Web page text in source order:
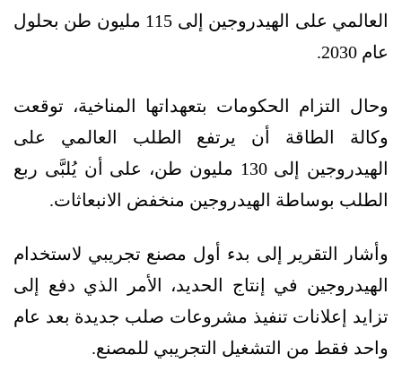
العالمي على الهيدروجين إلى 115 مليون طن بحلول
عام 2030.
وحال التزام الحكومات بتعهداتها المناخية، توقعت
وكالة الطاقة أن يرتفع الطلب العالمي على
الهيدروجين إلى 130 مليون طن، على أن يُلبَّى ربع
الطلب بوساطة الهيدروجين منخفض الانبعاثات.
وأشار التقرير إلى بدء أول مصنع تجريبي لاستخدام
الهيدروجين في إنتاج الحديد، الأمر الذي دفع إلى
تزايد إعلانات تنفيذ مشروعات صلب جديدة بعد عام
واحد فقط من التشغيل التجريبي للمصنع.